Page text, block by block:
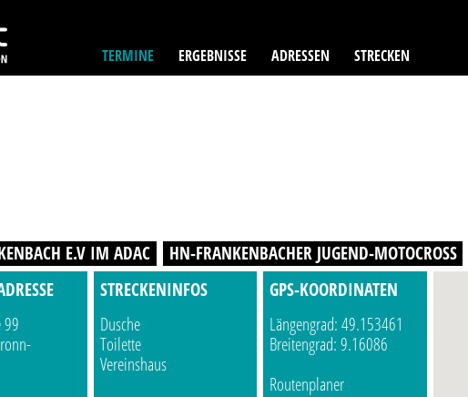
TERMINE ERGEBNISSE ADRESSEN STRECKEN
E.V IM ADAC HN-FRANKENBACHER JUGEND-MOTOCROSS
99
STRECKENINFOS
Dusche
Toilette
Vereinshaus
GPS-KOORDINATEN
Längengrad: 49.153461
Breitengrad: 9.16086
Routenplaner